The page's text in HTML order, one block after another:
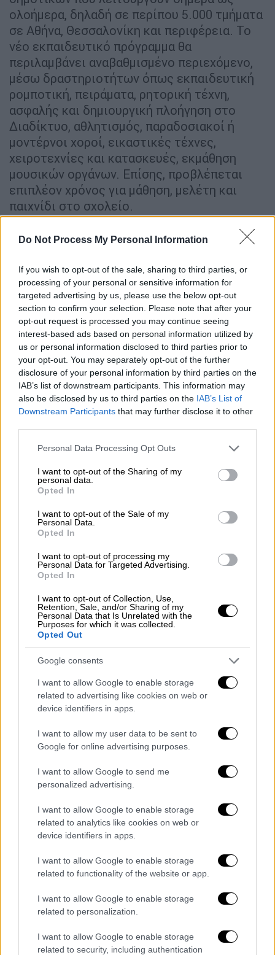
Do Not Process My Personal Information
If you wish to opt-out of the sale, sharing to third parties, or
processing of your personal or sensitive information for
targeted advertising by us, please use the below opt-out
section to confirm your selection. Please note that after your
opt-out request is processed you may continue seeing
interest-based ads based on personal information utilized by
us or personal information disclosed to third parties prior to
your opt-out. You may separately opt-out of the further
disclosure of your personal information by third parties on the
IAB’s list of downstream participants. This information may
also be disclosed by us to third parties on the IAB’s List of
Downstream Participants that may further disclose it to other
Please note that this website/app uses one or more Google
not limited to your visit or usage behaviour. You may click to
grant or deny consent to Google and its third-party tags to
use your data for below specified purposes in below Google
consent section.
Personal Data Processing Opt Outs
I want to opt-out of the Sharing of my
personal data.
Opted In
I want to opt-out of the Sale of my
Personal Data.
Opted In
I want to opt-out of processing my
Personal Data for Targeted Advertising.
Opted In
I want to opt-out of Collection, Use,
Retention, Sale, and/or Sharing of my
Personal Data that Is Unrelated with the
Purposes for which it was collected.
Opted Out
Google consents
I want to allow Google to enable storage
related to advertising like cookies on web or
device identifiers in apps.
I want to allow my user data to be sent to
Google for online advertising purposes.
I want to allow Google to send me
personalized advertising.
I want to allow Google to enable storage
related to analytics like cookies on web or
device identifiers in apps.
I want to allow Google to enable storage
related to functionality of the website or app.
I want to allow Google to enable storage
related to personalization.
I want to allow Google to enable storage
related to security, including authentication
ολοήμερα, δηλαδή σε περίπου 5.000 τμήματα
σε Αθήνα, Θεσσαλονίκη και περιφέρεια. Το
νέο εκπαιδευτικό πρόγραμμα θα
περιλαμβάνει αναβαθμισμένο περιεχόμενο,
μέσω δραστηριοτήτων όπως εκπαιδευτική
ρομποτική, πειράματα, ρητορική τέχνη,
ασφαλής και δημιουργική πλοήγηση στο
Διαδίκτυο, αθλητισμός, παραδοσιακοί ή
μοντέρνοι χοροί, εικαστικές τέχνες,
χειροτεχνίες και κατασκευές, εκμάθηση
μουσικών οργάνων. Επίσης, προβλέπεται
επιπλέον χρόνος για μάθηση, μελέτη και
παιχνίδι στο σχολείο.
Μέτρα για την προστασία από τον
Την ερχόμενη εβδομάδα θα διευκρινιστούν
με Κοινή Υπουργική Απόφαση, όλες οι
λεπτομέρειες για τα μέτρα προστασίας από
τον κορονοϊό για μαθητές και
εκπαιδευτικούς. Ηδη έχει ανακοινωθεί ότι:
· Παραμένει προαιρετική η χρήση
προστατευτικής μάσκας.
· Ως γενική οδηγία, όταν ένα παιδί εμφανίσει
· Συστήνεται η διενέργεια
αυτοδιαγνωστικού ελέγχου σε περίπτωση
συμπτωμάτων.
· Σε περίπτωση θετικού κρούσματος,
εφαρμόζονται τα μέτρα απομόνωσης που
ισχύουν για τον γενικό πληθυσμό, δηλαδή
παραμονή σε απομόνωση επί πέντε ημέρες
άτομα. Μετά την πάροδο πέντε ημερών
απομόνωσης και εφόσον δεν υπάρχουν
συμπτώματα ή τα συμπτώματα μετά το
πενθήμερο βελτιώνονται με πλήρη
υποχώρηση του πυρετού για ένα 24ωρο
χωρίς την χρήση αντιπυρετικών, διακοπή
απομόνωσης. Επιστροφή στο σχολείο με
υποχρεωτική χρήση μάσκας υψηλής
αναπνευστικής προστασίας (Ν95 ή ΚΝ95 ή
FFP2) ή διπλής μάσκας για τουλάχιστον
άλλες πέντε ημέρες από την λήξη της
απομόνωσης.
· Τήρηση της υγιεινής των χεριών.
· Επαρκής αερισμός των χώρων, σύμφωνα με
τις ισχύουσες οδηγίες.